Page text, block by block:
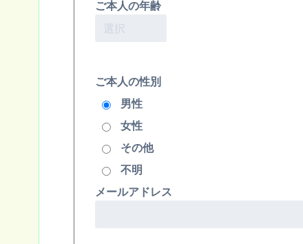
ご本人の年齢
ご本人の性別
男性
女性
その他
不明
メールアドレス